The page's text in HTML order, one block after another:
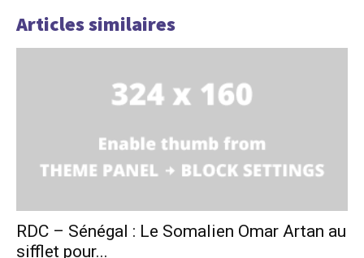
Articles similaires
RDC – Sénégal : Le Somalien Omar Artan au
sifflet pour...